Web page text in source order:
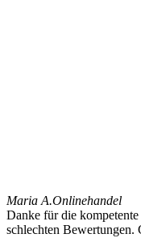
Maria A.Onlinehandel
Danke für die
schlechten Bewertungen.